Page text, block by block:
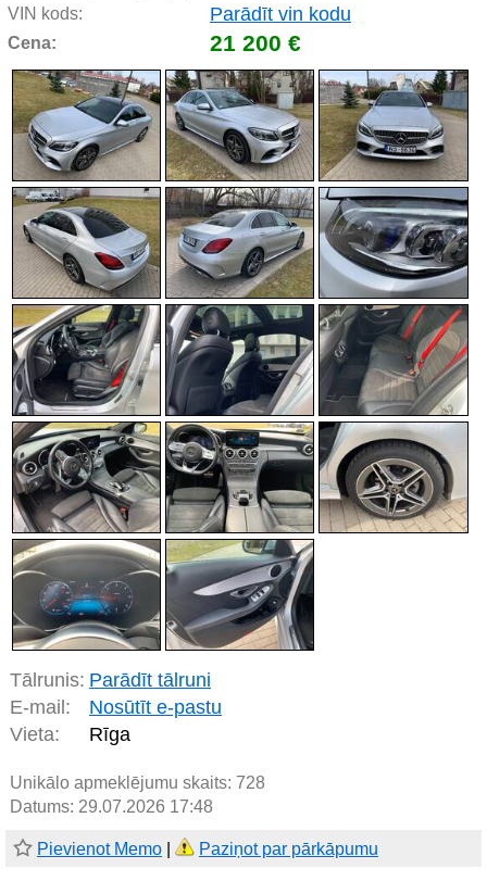
VIN kods:
Parādīt vin kodu
Cena: 21 200 €
Tālrunis: Parādīt tālruni
E-mail:
Nosūtīt e-pastu
Vieta:
Rīga
Unikālo apmeklējumu skaits: 728
Datums: 29.07.2026 17:48
Pievienot Memo Paziņot par pārkāpumu